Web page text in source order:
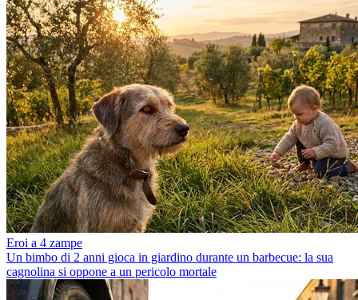
Eroi a 4 zampe
Un bimbo di 2 anni gioca in giardino durante un barbecue: la sua
cagnolina si oppone a un pericolo mortale